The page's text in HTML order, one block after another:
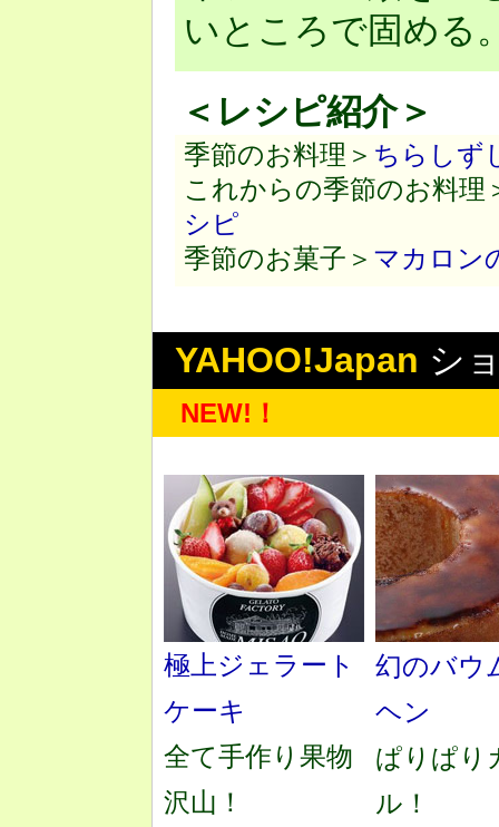
いところで固める
＜レシピ紹介＞
季節のお料理＞ ちらしず
これからの季節のお料理
シピ
季節のお菓子＞ マカロン
YAHOO!Japan シ
NEW!！
極上ジェラート
ケーキ
全て手作り果物
沢山！
幻のバウ
ヘン
ぱりぱり
ル！